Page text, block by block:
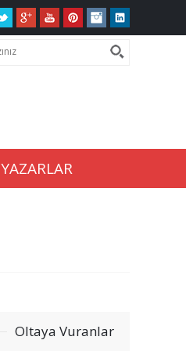
YAZARLAR
Oltaya Vuranlar